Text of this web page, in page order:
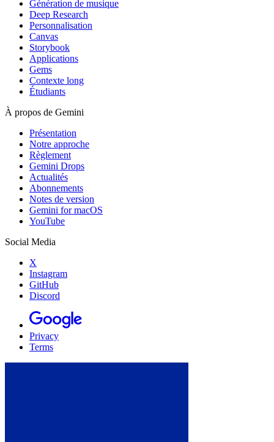
Génération de musique
Deep Research
Personnalisation
Canvas
Storybook
Applications
Gems
Contexte long
Étudiants
À propos de Gemini
Présentation
Notre approche
Règlement
Gemini Drops
Actualités
Abonnements
Notes de version
Gemini for macOS
YouTube
Social Media
X
Instagram
GitHub
Discord
Privacy
Terms